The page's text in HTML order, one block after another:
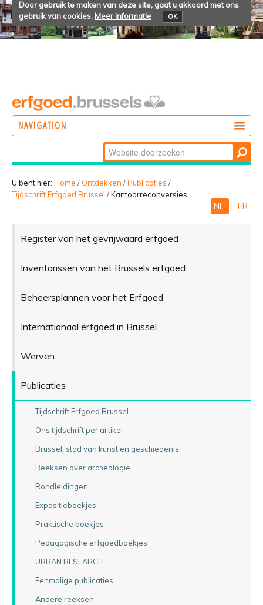
Door gebruik te maken van deze site, gaat u akkoord met ons
gebruik van cookies. Meer informatie OK
NAVIGATION
BELEVEN
Zoek
Geavanceerd
zoeken...
U bent hier: Home / Ontdekken /Publicaties /
Tijdschrift Erfgoed Brussel /Kantoorreconversies
NL FR
Register van het gevrijwaard erfgoed
Inventarissen van het Brussels erfgoed
Beheersplannen voor het Erfgoed
Internationaal erfgoed in Brussel
Werven
Publicaties
Tijdschrift Erfgoed Brussel
Ons tijdschrift per artikel
Brussel, stad van kunst en geschiedenis
Reeksen over archeologie
Rondleidingen
Expositieboekjes
Praktische boekjes
Pedagogische erfgoedboekjes
URBAN RESEARCH
Eenmalige publicaties
Andere reeksen